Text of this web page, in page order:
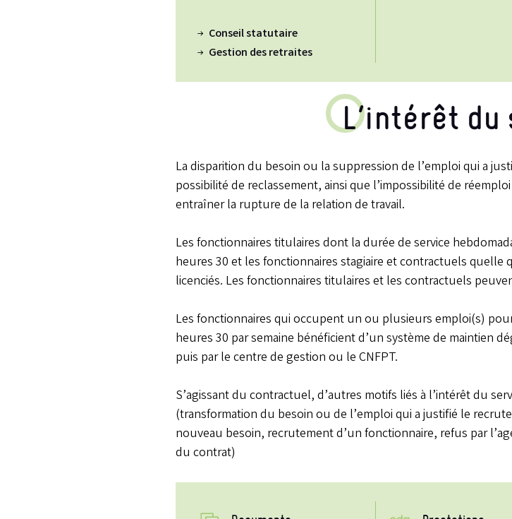
Conseil statutaire
Gestion des retraites
L’intérêt
La disparition du besoin ou la suppression de l’emploi qui a
possibilité de reclassement, ainsi que l’impossibilité de
entraîner la rupture de la relation de travail.
Les fonctionnaires titulaires dont la durée de service
heures 30 et les fonctionnaires stagiaire et contractuels
licenciés. Les fonctionnaires titulaires et les contractuels
Les fonctionnaires qui occupent un ou plusieurs emploi(s)
heures 30 par semaine bénéficient d’un système de maintien
puis par le centre de gestion ou le CNFPT.
S’agissant du contractuel, d’autres motifs liés à l’intérêt du
(transformation du besoin ou de l’emploi qui a justifié le
nouveau besoin, recrutement d’un fonctionnaire, refus par
du contrat)